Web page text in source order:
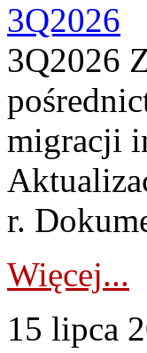
3Q2026
3Q2026
migracji
r.
Więcej...
15 lipca